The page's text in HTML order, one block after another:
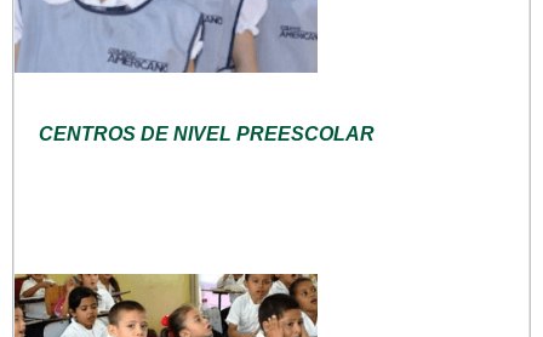
CENTROS DE NIVEL PREESCOLAR